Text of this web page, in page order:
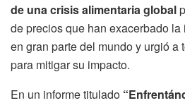
de una crisis alimentaria global
de precios que han exacerbado
en gran parte del mundo y urgió a
para mitigar su impacto.
En un informe titulado